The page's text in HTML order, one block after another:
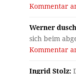
Kommentar
Werner
sich beim
Kommentar
Ingrid Stolz: